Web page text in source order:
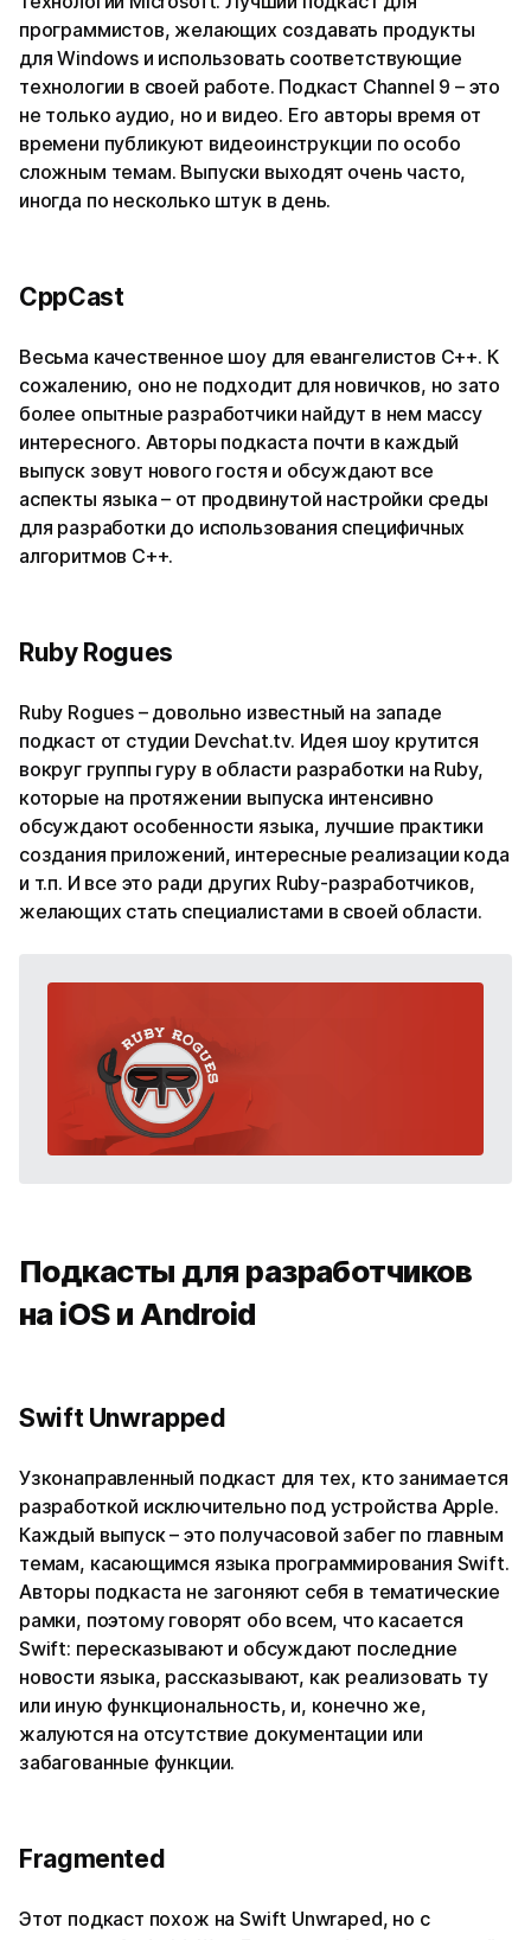
программистов, желающих создавать продукты
для Windows и использовать соответствующие
технологии в своей работе. Подкаст Channel 9 – это
не только аудио, но и видео. Его авторы время от
времени публикуют видеоинструкции по особо
сложным темам. Выпуски выходят очень часто,
иногда по несколько штук в день.
CppCast
Весьма качественное шоу для евангелистов C++. К
сожалению, оно не подходит для новичков, но зато
более опытные разработчики найдут в нем массу
интересного. Авторы подкаста почти в каждый
выпуск зовут нового гостя и обсуждают все
аспекты языка – от продвинутой настройки среды
для разработки до использования специфичных
алгоритмов C++.
Ruby Rogues
Ruby Rogues – довольно известный на западе
подкаст от студии Devchat.tv. Идея шоу крутится
вокруг группы гуру в области разработки на Ruby,
которые на протяжении выпуска интенсивно
обсуждают особенности языка, лучшие практики
создания приложений, интересные реализации кода
и т.п. И все это ради других Ruby-разработчиков,
желающих стать специалистами в своей области.
Подкасты для разработчиков
на iOS и Android
Swift Unwrapped
Узконаправленный подкаст для тех, кто занимается
разработкой исключительно под устройства Apple.
Каждый выпуск – это получасовой забег по главным
темам, касающимся языка программирования Swift.
Авторы подкаста не загоняют себя в тематические
рамки, поэтому говорят обо всем, что касается
Swift: пересказывают и обсуждают последние
новости языка, рассказывают, как реализовать ту
или иную функциональность, и, конечно же,
жалуются на отсутствие документации или
забагованные функции.
Fragmented
Этот подкаст похож на Swift Unwraped, но с